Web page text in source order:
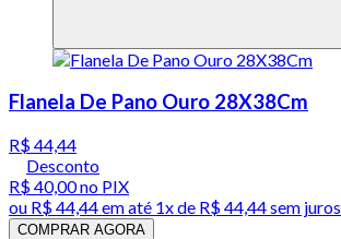
Flanela De Pano Ouro 28X38Cm
R$ 44,44
Desconto
R$ 40,00no PIX
ou R$ 44,44em até 1x de R$ 44,44sem juros
COMPRAR AGORA